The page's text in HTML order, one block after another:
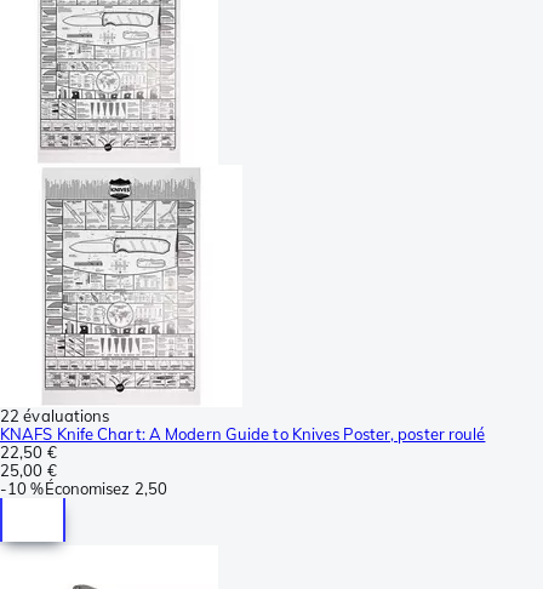
22 évaluations
KNAFS Knife Chart: A Modern Guide to Knives Poster, poster roulé
22,50 €
25,00 €
-10 %Économisez 2,50